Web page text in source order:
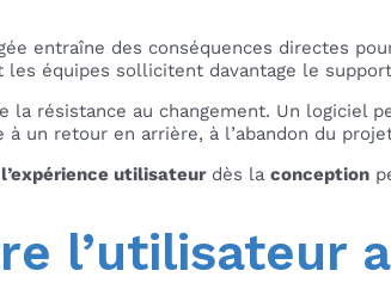
entraîne des conséquences directes
équipes sollicitent davantage le
la résistance au changement. Un logiciel
à un retour en arrière, à l’abandon du
l’expérience utilisateurdès la conception
l’utilisateur